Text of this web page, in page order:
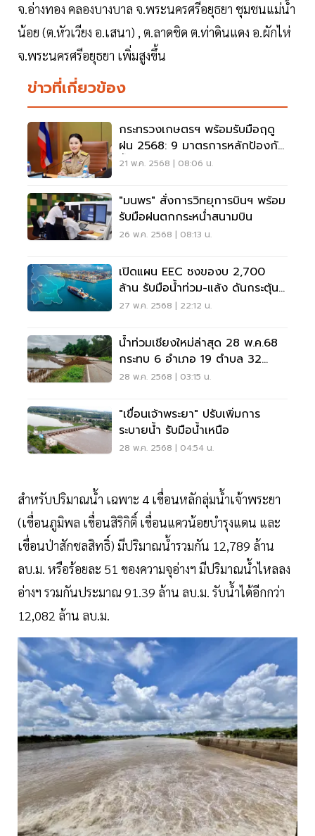
จ.อ่างทอง คลองบางบาล จ.พระนครศรีอยุธยา ชุมชนแม่น้ำ
น้อย (ต.หัวเวียง อ.เสนา) , ต.ลาดชิด ต.ท่าดินแดง อ.ผักไห่
จ.พระนครศรีอยุธยา เพิ่มสูงขึ้น
ข่าวที่เกี่ยวข้อง
กระทรวงเกษตรฯ พร้อมรับมือฤดู
ฝน 2568: 9 มาตรการหลักป้องกัน
น้ำท่วม
21 พ.ค. 2568 | 08:06 น.
"มนพร" สั่งการวิทยุการบินฯ พร้อม
รับมือฝนตกกระหน่ำสนามบิน
26 พ.ค. 2568 | 08:13 น.
เปิดแผน EEC ชงของบ 2,700
ล้าน รับมือน้ำท่วม-แล้ง ดันกระตุ้น
เศรษฐกิจ
27 พ.ค. 2568 | 22:12 น.
น้ำท่วมเชียงใหม่ล่าสุด 28 พ.ค.68
กระทบ 6 อำเภอ 19 ตำบล 32
หมู่บ้าน
28 พ.ค. 2568 | 03:15 น.
"เขื่อนเจ้าพระยา" ปรับเพิ่มการ
ระบายน้ำ รับมือน้ำเหนือ
28 พ.ค. 2568 | 04:54 น.
สำหรับปริมาณน้ำ เฉพาะ 4 เขื่อนหลักลุ่มน้ำเจ้าพระยา
(เขื่อนภูมิพล เขื่อนสิริกิติ์ เขื่อนแควน้อยบำรุงแดน และ
เขื่อนป่าสักชลสิทธิ์) มีปริมาณน้ำรวมกัน 12,789 ล้าน
ลบ.ม. หรือร้อยละ 51 ของความจุอ่างฯ มีปริมาณน้ำไหลลง
อ่างฯ รวมกันประมาณ 91.39 ล้าน ลบ.ม. รับน้ำได้อีกกว่า
12,082 ล้าน ลบ.ม.